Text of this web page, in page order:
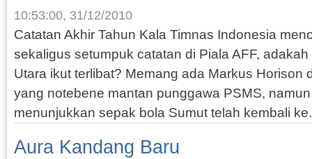
10:53:00, 31/12/2010
Catatan Akhir Tahun Kala Timnas Indonesia
sekaligus setumpuk catatan di Piala AFF,
Utara ikut terlibat? Memang ada Markus Horison
yang notebene mantan punggawa PSMS,
menunjukkan sepak bola Sumut telah kembali
Aura Kandang Baru